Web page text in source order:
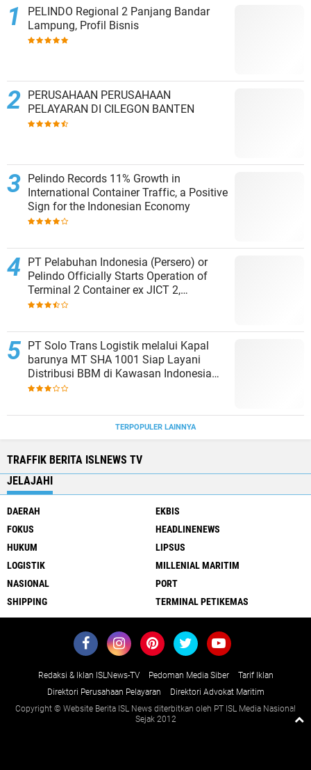
PELINDO Regional 2 Panjang Bandar
Lampung, Profil Bisnis
PERUSAHAAN PERUSAHAAN
PELAYARAN DI CILEGON BANTEN
Pelindo Records 11% Growth in
International Container Traffic, a Positive
Sign for the Indonesian Economy
PT Pelabuhan Indonesia (Persero) or
Pelindo Officially Starts Operation of
Terminal 2 Container ex JICT 2,
Strengthening Productivity of Tanjung
PT Solo Trans Logistik melalui Kapal
barunya MT SHA 1001 Siap Layani
Distribusi BBM di Kawasan Indonesia
bagian Timur
TERPOPULER LAINNYA
TRAFFIK BERITA ISLNEWS TV
JELAJAHI
DAERAH
EKBIS
FOKUS
HEADLINENEWS
HUKUM
LIPSUS
LOGISTIK
MILLENIAL MARITIM
NASIONAL
PORT
SHIPPING
TERMINAL PETIKEMAS
Redaksi & Iklan ISLNews-TV Pedoman Media Siber
Tarif Iklan
Direktori Perusahaan Pelayaran
Direktori Advokat Maritim
Copyright © Website Berita ISL News diterbitkan oleh PT ISL Media Nasional
Sejak 2012